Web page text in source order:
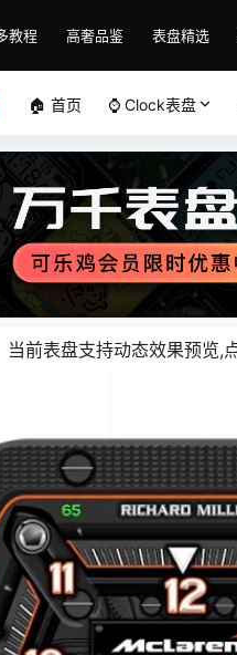
教程 高奢品鉴 表盘精选
🏠 首页 ⌚️ Clock表盘
当前表盘支持动态效果预览,